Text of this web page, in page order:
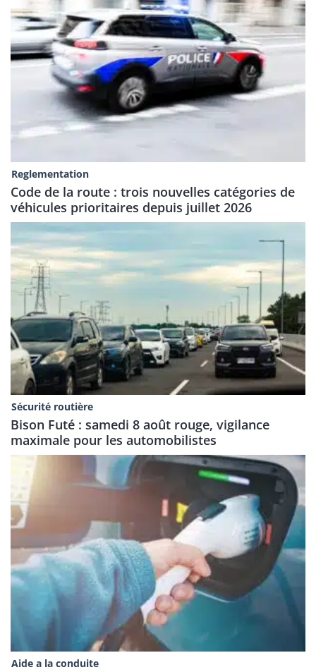
Reglementation
Code de la route : trois nouvelles catégories de
véhicules prioritaires depuis juillet 2026
Sécurité routière
Bison Futé : samedi 8 août rouge, vigilance
maximale pour les automobilistes
Aide a la conduite